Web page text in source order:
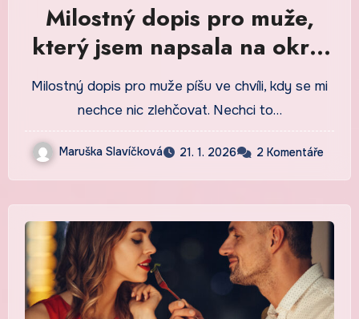
Milostný dopis pro muže,
který jsem napsala na okraj
obyčejného dne
Milostný dopis pro muže píšu ve chvíli, kdy se mi
nechce nic zlehčovat. Nechci to…
Maruška Slavíčková 21. 1. 2026 2 Komentáře